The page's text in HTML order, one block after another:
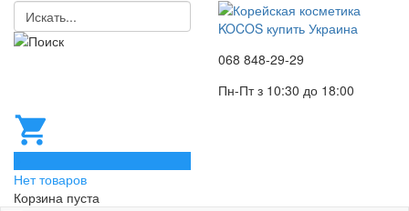
068 848-29-29
Пн-Пт з 10:30 до 18:00
Нет товаров
Корзина пуста